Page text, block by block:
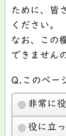
ために、皆
ください。
なお、この
できません
Q.このペー
非常に
役に立